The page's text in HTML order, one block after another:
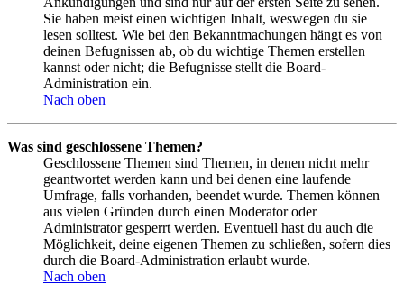
Sie haben meist einen wichtigen Inhalt, weswegen du sie
lesen solltest. Wie bei den Bekanntmachungen hängt es von
deinen Befugnissen ab, ob du wichtige Themen erstellen
kannst oder nicht; die Befugnisse stellt die Board-
Administration ein.
Nach oben
Was sind geschlossene Themen?
Geschlossene Themen sind Themen, in denen nicht mehr
geantwortet werden kann und bei denen eine laufende
Umfrage, falls vorhanden, beendet wurde. Themen können
aus vielen Gründen durch einen Moderator oder
Administrator gesperrt werden. Eventuell hast du auch die
Möglichkeit, deine eigenen Themen zu schließen, sofern dies
durch die Board-Administration erlaubt wurde.
Nach oben